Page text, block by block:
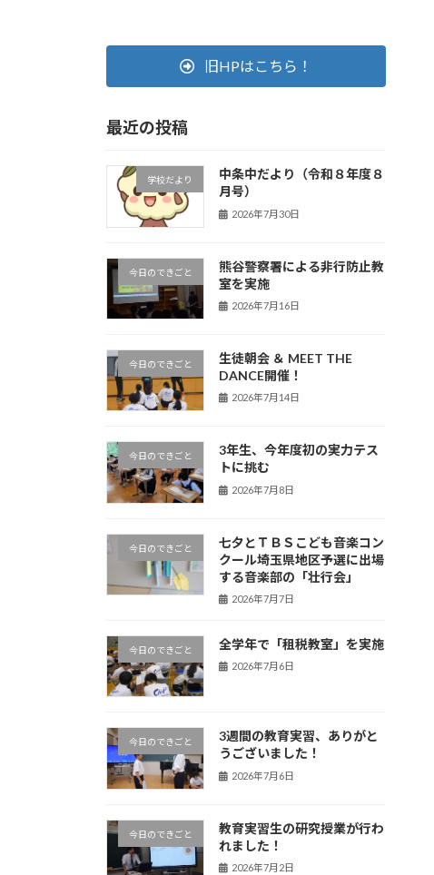
旧HPはこちら！
最近の投稿
学校だより
中条中だより（令和８年度８
月号）
2026年7月30日
今日のできごと
熊谷警察署による非行防止教
室を実施
2026年7月16日
今日のできごと
生徒朝会 ＆ MEET THE
DANCE開催！
2026年7月14日
今日のできごと
3年生、今年度初の実力テス
トに挑む
2026年7月8日
今日のできごと
七夕とＴＢＳこども音楽コン
クール埼玉県地区予選に出場
する音楽部の「壮行会」
2026年7月7日
今日のできごと 全学年で「租税教室」を実施
2026年7月6日
今日のできごと
3週間の教育実習、ありがと
うございました！
2026年7月6日
今日のできごと
教育実習生の研究授業が行わ
れました！
2026年7月2日